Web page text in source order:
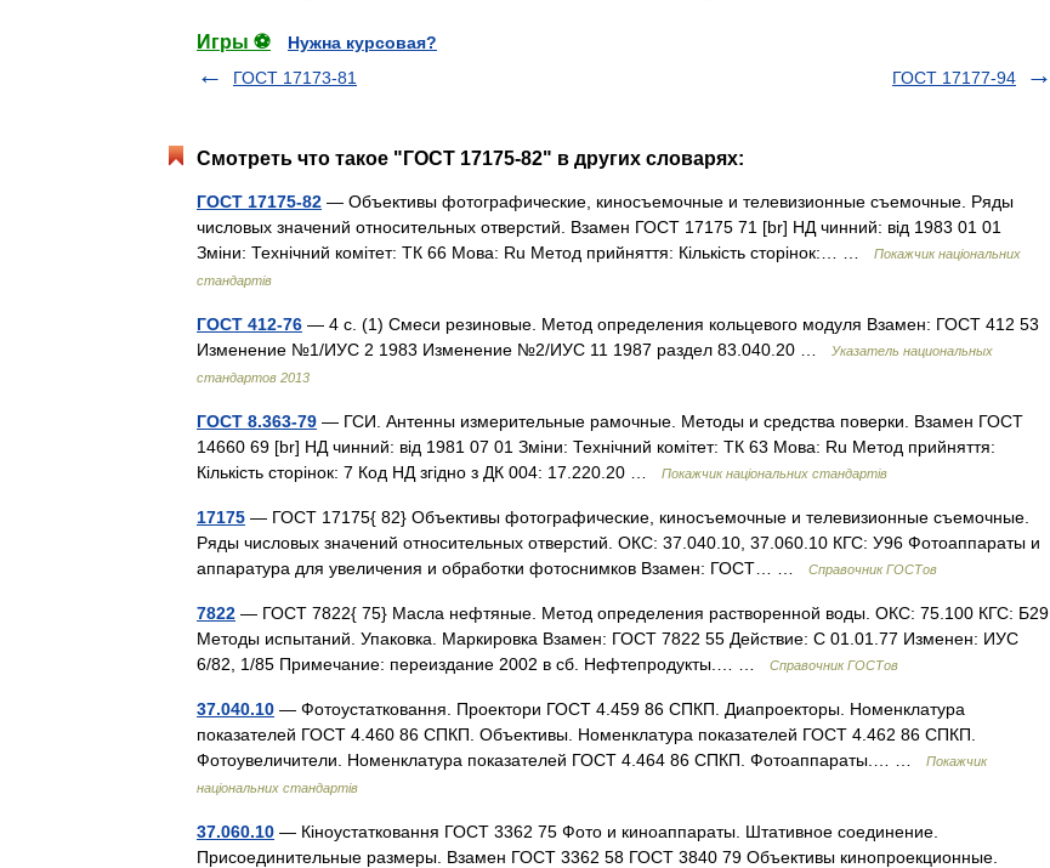
Игры ⚽
Нужна курсовая?
ГОСТ 17173-81
ГОСТ 17177-94
Смотреть что такое "ГОСТ 17175-82" в других словарях:
ГОСТ 17175-82 — Объективы фотографические, киносъемочные и телевизионные съемочные. Ряды
числовых значений относительных отверстий. Взамен ГОСТ 17175 71 [br] НД чинний: від 1983 01 01
Зміни: Технічний комітет: ТК 66 Мова: Ru Метод прийняття: Кількість сторінок:… …
Покажчик національних
стандартів
ГОСТ 412-76 — 4 с. (1) Смеси резиновые. Метод определения кольцевого модуля Взамен: ГОСТ 412 53
Изменение №1/ИУС 2 1983 Изменение №2/ИУС 11 1987 раздел 83.040.20 …
Указатель национальных
стандартов 2013
ГОСТ 8.363-79 — ГСИ. Антенны измерительные рамочные. Методы и средства поверки. Взамен ГОСТ
14660 69 [br] НД чинний: від 1981 07 01 Зміни: Технічний комітет: ТК 63 Мова: Ru Метод прийняття:
Кількість сторінок: 7 Код НД згідно з ДК 004: 17.220.20 …
Покажчик національних стандартів
17175 — ГОСТ 17175{ 82} Объективы фотографические, киносъемочные и телевизионные съемочные.
Ряды числовых значений относительных отверстий. ОКС: 37.040.10, 37.060.10 КГС: У96 Фотоаппараты и
аппаратура для увеличения и обработки фотоснимков Взамен: ГОСТ… …
Справочник ГОСТов
7822 — ГОСТ 7822{ 75} Масла нефтяные. Метод определения растворенной воды. ОКС: 75.100 КГС: Б29
Методы испытаний. Упаковка. Маркировка Взамен: ГОСТ 7822 55 Действие: С 01.01.77 Изменен: ИУС
6/82, 1/85 Примечание: переиздание 2002 в сб. Нефтепродукты.… …
Справочник ГОСТов
37.040.10 — Фотоустатковання. Проектори ГОСТ 4.459 86 СПКП. Диапроекторы. Номенклатура
показателей ГОСТ 4.460 86 СПКП. Объективы. Номенклатура показателей ГОСТ 4.462 86 СПКП.
Фотоувеличители. Номенклатура показателей ГОСТ 4.464 86 СПКП. Фотоаппараты.… …
Покажчик
національних стандартів
37.060.10 — Кіноустатковання ГОСТ 3362 75 Фото и киноаппараты. Штативное соединение.
Присоединительные размеры. Взамен ГОСТ 3362 58 ГОСТ 3840 79 Объективы кинопроекционные.